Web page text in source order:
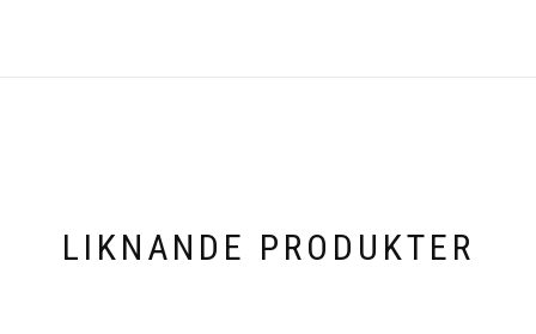
LIKNANDE PRODUKTER